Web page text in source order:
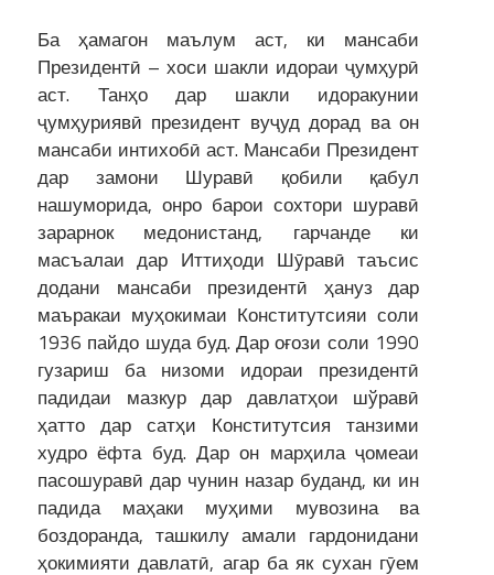
Ба ҳамагон маълум аст, ки мансаби
Президентӣ – хоси шакли идораи ҷумҳурӣ
аст. Танҳо дар шакли идоракунии
ҷумҳуриявӣ президент вуҷуд дорад ва он
мансаби интихобӣ аст. Мансаби Президент
дар замони Шуравӣ қобили қабул
нашуморида, онро барои сохтори шуравӣ
зарарнок медонистанд, гарчанде ки
масъалаи дар Иттиҳоди Шӯравӣ таъсис
додани мансаби президентӣ ҳануз дар
маъракаи муҳокимаи Конститутсияи соли
1936 пайдо шуда буд. Дар оғози соли 1990
гузариш ба низоми идораи президентӣ
падидаи мазкур дар давлатҳои шўравӣ
ҳатто дар сатҳи Конститутсия танзими
худро ёфта буд. Дар он марҳила ҷомеаи
пасошуравӣ дар чунин назар буданд, ки ин
падида маҳаки муҳими мувозина ва
боздоранда, ташкилу амали гардонидани
ҳокимияти давлатӣ, агар ба як сухан гӯем